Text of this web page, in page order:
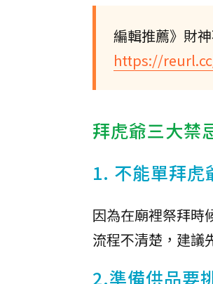
編輯推薦》財
https://
拜虎爺三大禁
1. 不能單拜虎
因為在廟裡祭拜時
流程不清楚，建議
2.準備供品要